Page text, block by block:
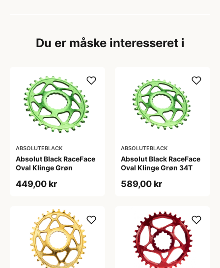
Du er måske interesseret i
ABSOLUTEBLACK
Absolut Black RaceFace
Oval Klinge Grøn
449,00 kr
ABSOLUTEBLACK
Absolut Black RaceFace
Oval Klinge Grøn 34T
589,00 kr